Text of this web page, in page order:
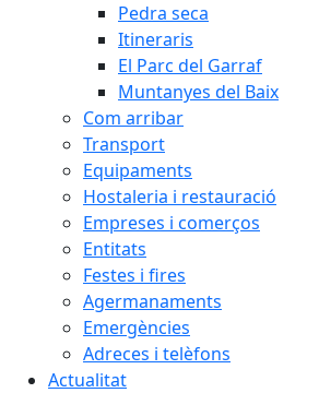
Pedra seca
Itineraris
El Parc del Garraf
Muntanyes del Baix
Com arribar
Transport
Equipaments
Hostaleria i restauració
Empreses i comerços
Entitats
Festes i fires
Agermanaments
Emergències
Adreces i telèfons
Actualitat